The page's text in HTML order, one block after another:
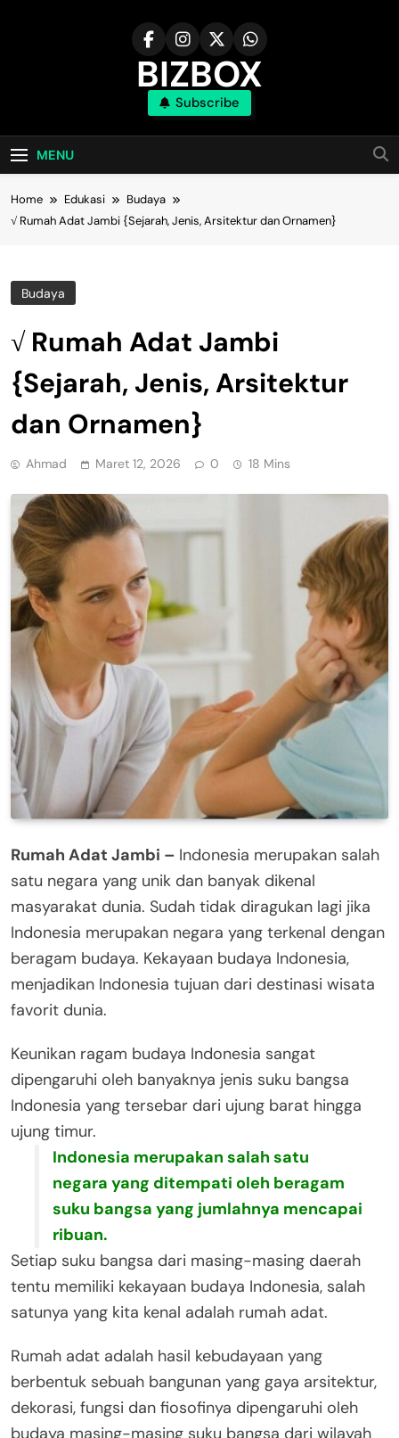
BIZBOX
Bizbox – Media Informasi Terkini
Subscribe
MENU
Home Edukasi
Budaya
√ Rumah Adat Jambi {Sejarah, Jenis, Arsitektur dan Ornamen}
Budaya
√ Rumah Adat Jambi
{Sejarah, Jenis, Arsitektur
dan Ornamen}
Ahmad Maret 12, 2026 0 18 Mins
Rumah Adat Jambi – Indonesia merupakan salah
satu negara yang unik dan banyak dikenal
masyarakat dunia. Sudah tidak diragukan lagi jika
Indonesia merupakan negara yang terkenal dengan
beragam budaya. Kekayaan budaya Indonesia,
menjadikan Indonesia tujuan dari destinasi wisata
favorit dunia.
Keunikan ragam budaya Indonesia sangat
dipengaruhi oleh banyaknya jenis suku bangsa
Indonesia yang tersebar dari ujung barat hingga
ujung timur.
Indonesia merupakan salah satu
negara yang ditempati oleh beragam
suku bangsa yang jumlahnya mencapai
ribuan.
Setiap suku bangsa dari masing-masing daerah
tentu memiliki kekayaan budaya Indonesia, salah
satunya yang kita kenal adalah rumah adat.
Rumah adat adalah hasil kebudayaan yang
berbentuk sebuah bangunan yang gaya arsitektur,
dekorasi, fungsi dan fiosofinya dipengaruhi oleh
budaya masing-masing suku bangsa dari wilayah